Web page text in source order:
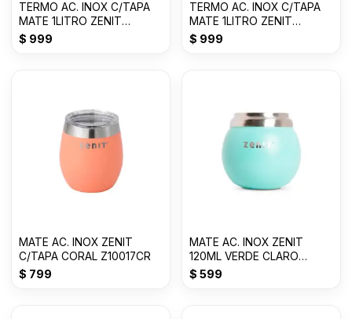
TERMO AC. INOX C/TAPA
MATE 1LITRO ZENIT
AMARILLO P ZF3Y
$ 999
TERMO AC. INOX C/TAPA
MATE 1LITRO ZENIT
BLANCO ZF3W
$ 999
MATE AC. INOX ZENIT
C/TAPA CORAL Z10017CR
$ 799
MATE AC. INOX ZENIT
120ML VERDE CLARO
ZVB028VC
$ 599